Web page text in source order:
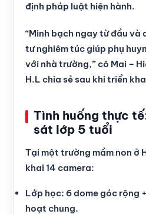
định pháp luật hiện hành.
“Minh bạch ngay từ đầu và
tư nghiêm túc giúp phụ
với nhà trường,” cô Mai –
H.L chia sẻ sau khi triển
Tình huống thực
sát lớp 5 tuổi
Tại một trường mầm non ở
khai 14 camera:
Lớp học: 6 dome góc rộng
hoạt chung.